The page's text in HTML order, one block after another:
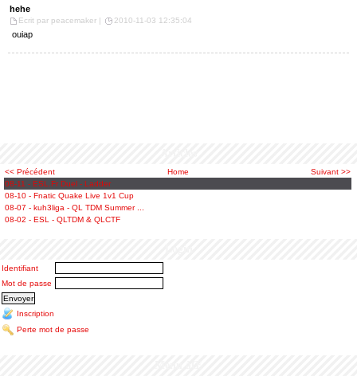
<< Précédent Home
Suivant >>
08-11 - ESL.Fr Duel - Ladder
08-10 - Fnatic Quake Live 1v1 Cup
08-07 - kuh3liga - QL TDM Summer ...
08-02 - ESL - QLTDM & QLCTF
Identifiant
Mot de passe
Inscription
Perte mot de passe
hehe
Ecrit par peacemaker | 2010-11-03 12:35:04
ouiap